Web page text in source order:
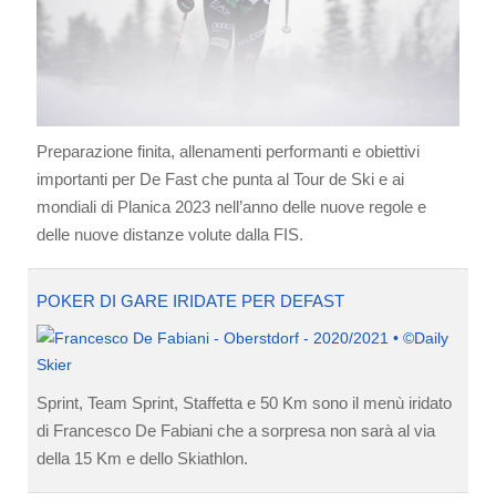
Preparazione finita, allenamenti performanti e obiettivi
importanti per De Fast che punta al Tour de Ski e ai
mondiali di Planica 2023 nell’anno delle nuove regole e
delle nuove distanze volute dalla FIS.
POKER DI GARE IRIDATE PER DEFAST
Sprint, Team Sprint, Staffetta e 50 Km sono il menù iridato
di Francesco De Fabiani che a sorpresa non sarà al via
della 15 Km e dello Skiathlon.